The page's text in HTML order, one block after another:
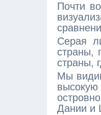
Почти
Серая
страны,
страны,
Мы
Дании и